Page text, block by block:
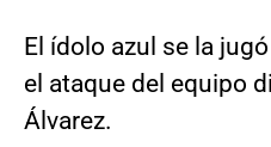
El ídolo azul se la
el ataque del equipo
Álvarez.